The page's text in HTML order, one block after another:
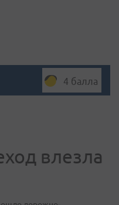
4 балла
влезла